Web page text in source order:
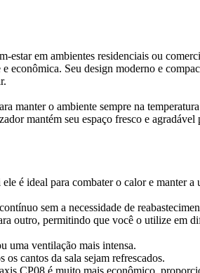
estar em ambientes residenciais ou
econômica. Seu design moderno e
manter o ambiente sempre na
mantém seu espaço fresco e agradável
é ideal para combater o calor e manter a
sem a necessidade de
outro, permitindo que você o utilize em
uma ventilação mais intensa.
cantos da sala sejam refrescados.